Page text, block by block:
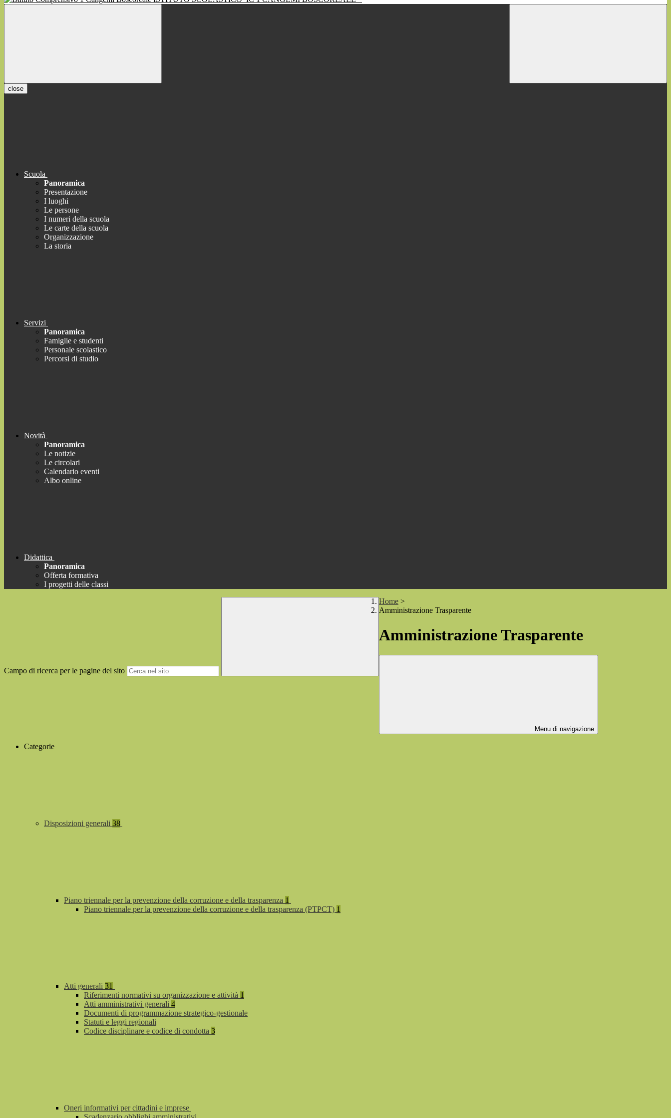
close
Scuola
Panoramica
Presentazione
I luoghi
Le persone
I numeri della scuola
Le carte della scuola
Organizzazione
La storia
Servizi
Panoramica
Famiglie e studenti
Personale scolastico
Percorsi di studio
Novità
Panoramica
Le notizie
Le circolari
Calendario eventi
Albo online
Didattica
Panoramica
Offerta formativa
I progetti delle classi
Campo di ricerca per le pagine del sito
Home >
Amministrazione Trasparente
Amministrazione Trasparente
Menu di navigazione
Categorie
Disposizioni generali 38
Piano triennale per la prevenzione della corruzione e della trasparenza 1
Piano triennale per la prevenzione della corruzione e della trasparenza (PTPCT) 1
Atti generali 31
Riferimenti normativi su organizzazione e attività 1
Atti amministrativi generali 4
Documenti di programmazione strategico-gestionale
Statuti e leggi regionali
Codice disciplinare e codice di condotta 3
Oneri informativi per cittadini e imprese